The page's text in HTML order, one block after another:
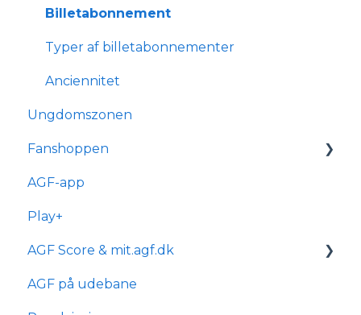
Billetabonnement
Typer af billetabonnementer
Anciennitet
Ungdomszonen
Fanshoppen
Generelle spørgsmål
Bestilling & ordre
Levering
AGF-app
Play+
AGF Score & mit.agf.dk
mit.agf
AGF på udebane